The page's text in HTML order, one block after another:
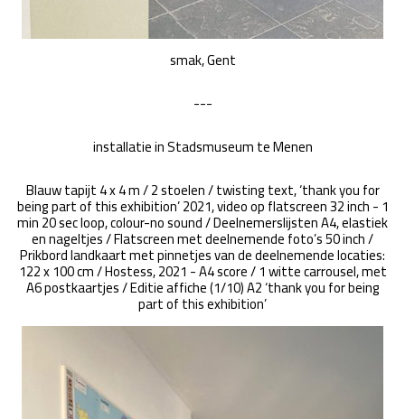
smak, Gent
---
installatie in Stadsmuseum te Menen
Blauw tapijt 4 x 4 m / 2 stoelen / twisting text, ‘thank you for
being part of this exhibition’ 2021, video op flatscreen 32 inch - 1
min 20 sec loop, colour-no sound / Deelnemerslijsten A4, elastiek
en nageltjes / Flatscreen met deelnemende foto’s 50 inch /
Prikbord landkaart met pinnetjes van de deelnemende locaties:
122 x 100 cm / Hostess, 2021 - A4 score / 1 witte carrousel, met
A6 postkaartjes / Editie affiche (1/10) A2 ‘thank you for being
part of this exhibition’